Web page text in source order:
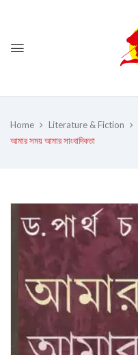
Home Literature & Fiction
আমার সময় আমার সাংবাদিকতা